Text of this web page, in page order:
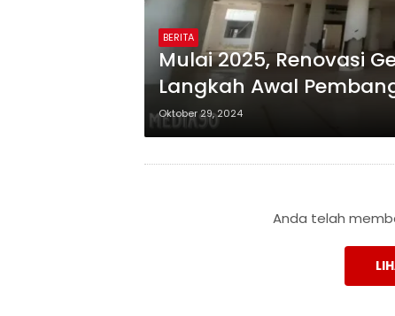
BERITA
Mulai 2025, Renovasi
Langkah Awal
Oktober 29, 2024
Anda telah